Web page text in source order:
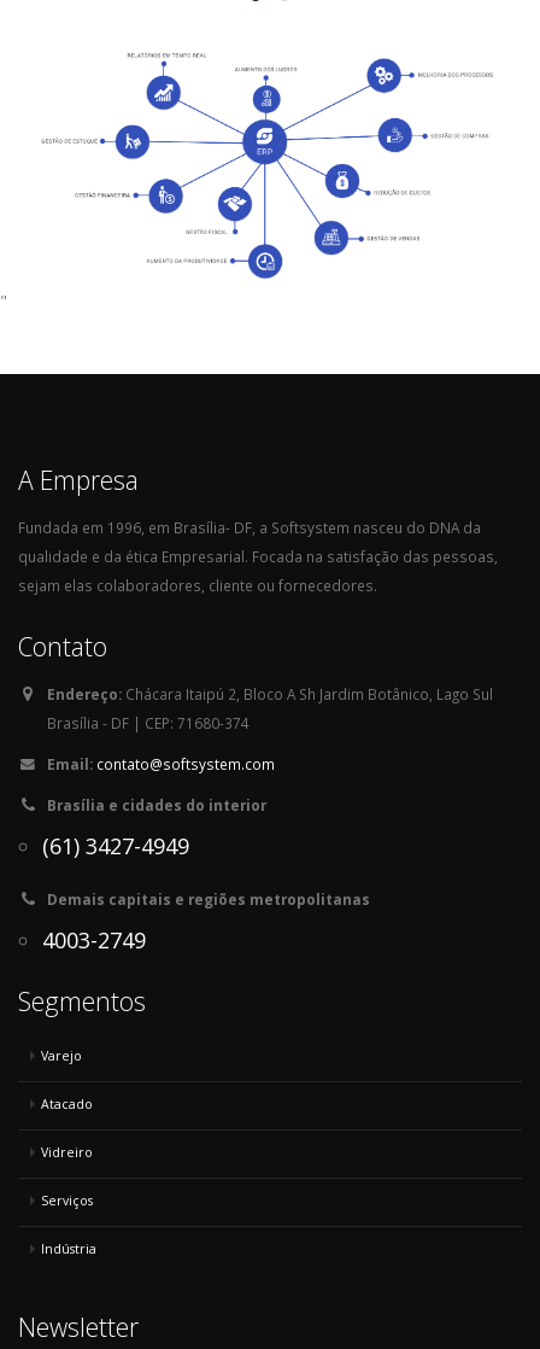
"
A Empresa
Fundada em 1996, em Brasília- DF, a Softsystem nasceu do DNA da
qualidade e da ética Empresarial. Focada na satisfação das pessoas,
sejam elas colaboradores, cliente ou fornecedores.
Contato
Endereço: Chácara Itaipú 2, Bloco A Sh Jardim Botânico, Lago Sul
Brasília - DF | CEP: 71680-374
Email: contato@softsystem.com
Brasília e cidades do interior
(61) 3427-4949
Demais capitais e regiões metropolitanas
4003-2749
Segmentos
Varejo
Atacado
Vidreiro
Serviços
Indústria
Newsletter